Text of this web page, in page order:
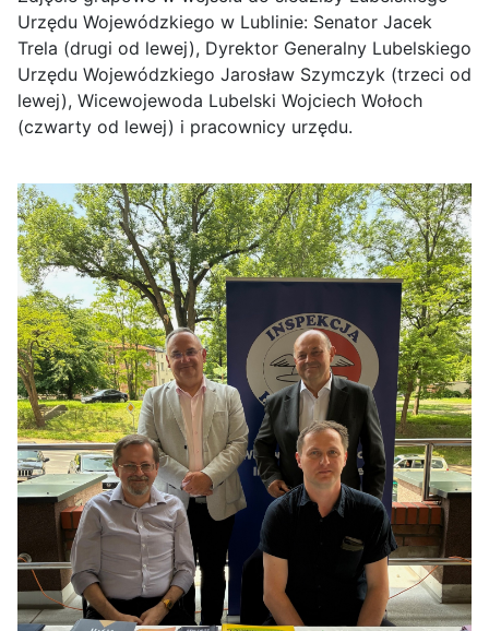
Urzędu Wojewódzkiego w Lublinie: Senator Jacek
Trela (drugi od lewej), Dyrektor Generalny Lubelskiego
Urzędu Wojewódzkiego Jarosław Szymczyk (trzeci od
lewej), Wicewojewoda Lubelski Wojciech Wołoch
(czwarty od lewej) i pracownicy urzędu.